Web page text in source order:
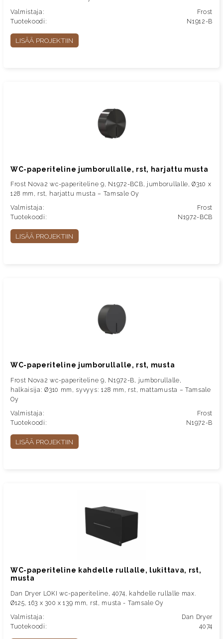
Valmistaja:
Frost
Tuotekoodi:
N1912-B
LISÄÄ PROJEKTIIN
WC-paperiteline jumborullalle, rst, harjattu musta
Frost Nova2 wc-paperiteline 9, N1972-BCB, jumborullalle, Ø310 x
128 mm, rst, harjattu musta – Tamsale Oy
Valmistaja:
Frost
Tuotekoodi:
N1972-BCB
LISÄÄ PROJEKTIIN
WC-paperiteline jumborullalle, rst, musta
Frost Nova2 wc-paperiteline 9, N1972-B, jumborullalle,
halkaisija: Ø310 mm, syvyys: 128 mm, rst, mattamusta – Tamsale
Oy
Valmistaja:
Frost
Tuotekoodi:
N1972-B
LISÄÄ PROJEKTIIN
WC-paperiteline kahdelle rullalle, lukittava, rst,
musta
Dan Dryer LOKI wc-paperiteline, 4074, kahdelle rullalle max.
Ø125, 163 x 300 x 139 mm, rst, musta - Tamsale Oy
Valmistaja:
Dan Dryer
Tuotekoodi:
4074